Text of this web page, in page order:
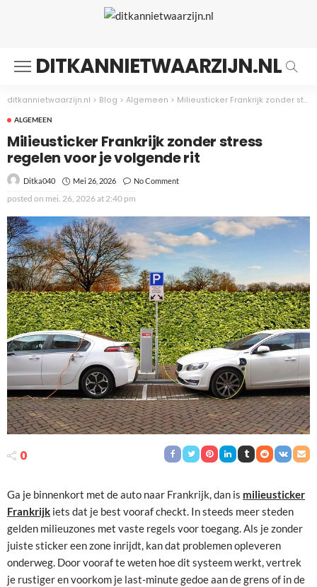
DITKANNIETWAARZIJN.NL
ditkannietwaarzijn.nl > Blog > Algemeen > Milieusticker Frankrijk zonder stress regelen voor je volgende rit
ALGEMEEN
Milieusticker Frankrijk zonder stress
regelen voor je volgende rit
Ditka040 Mei 26, 2026 No Comment
posted on mei. 26, 2026 at 2:40 pm
0
Ga je binnenkort met de auto naar Frankrijk, dan is milieusticker
Frankrijk iets dat je best vooraf checkt. In steeds meer steden
gelden milieuzones met vaste regels voor toegang. Als je zonder
juiste sticker een zone inrijdt, kan dat problemen opleveren
onderweg. Door vooraf te weten hoe dit systeem werkt, vertrek
je rustiger en voorkom je last-minute gedoe aan de grens of in de